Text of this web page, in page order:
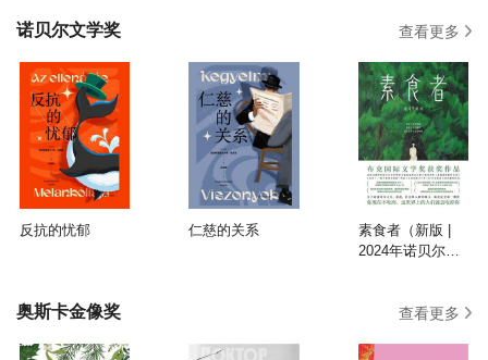
诺贝尔文学奖 查看更多
反抗的忧郁 仁慈的关系
素食者（新版 |
2024年诺贝尔文
奥斯卡金像奖 查看更多